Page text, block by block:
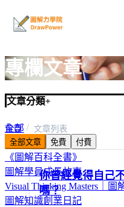
專欄文章
文章分類+
全部
圖解親子教養100問
《圖解百科全書》
圖解學員成長故事
Visual Thinking Masters｜圖
圖解知識創業日記
首頁
文章列表
全部文章
免費 付費
你曾經覺得自己
嗎？